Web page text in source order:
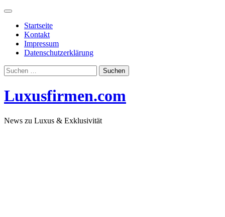
Skip
contentStartseite
Kontakt
Impressum
Datenschutzerklärung
Suchen
nach:
Luxusfirmen.com
News zu Luxus & Exklusivität